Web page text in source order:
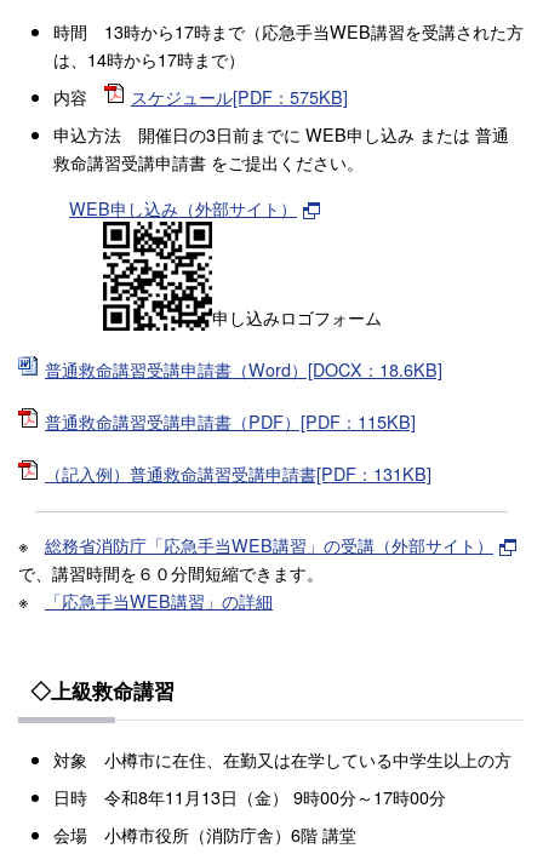
時間 13時から17時まで（応急手当WEB講習を受講された方
は、14時から17時まで）
内容
スケジュール[PDF：575KB]
申込方法 開催日の3日前までに WEB申し込み または 普通
救命講習受講申請書 をご提出ください。
WEB申し込み（外部サイト）
申し込みロゴフォーム
普通救命講習受講申請書（Word）[DOCX：18.6KB]
普通救命講習受講申請書（PDF）[PDF：115KB]
（記入例）普通救命講習受講申請書[PDF：131KB]
※ 総務省消防庁「応急手当WEB講習」の受講（外部サイト）
で、講習時間を６０分間短縮できます。
※
「応急手当WEB講習」の詳細
◇上級救命講習
対象 小樽市に在住、在勤又は在学している中学生以上の方
日時 令和8年11月13日（金） 9時00分～17時00分
会場 小樽市役所（消防庁舎）6階 講堂